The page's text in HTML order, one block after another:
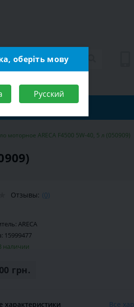
моторное ARECA F4500 5W-40, 5 л (050909)
Отзывы: (0)
ARECA
15999477
наличии
грн.
характеристики Все
оберіть мову
Русский